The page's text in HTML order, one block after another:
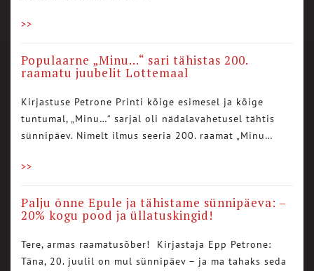
>>
Populaarne „Minu…“ sari tähistas 200.
raamatu juubelit Lottemaal
Kirjastuse Petrone Printi kõige esimesel ja kõige
tuntumal, „Minu…“ sarjal oli nädalavahetusel tähtis
sünnipäev. Nimelt ilmus seeria 200. raamat „Minu…
>>
Palju õnne Epule ja tähistame sünnipäeva: –
20% kogu pood ja üllatuskingid!
Tere, armas raamatusõber! Kirjastaja Epp Petrone:
Täna, 20. juulil on mul sünnipäev – ja ma tahaks seda